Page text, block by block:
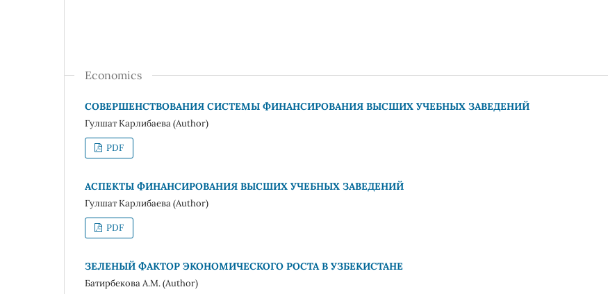
Economics
СОВЕРШЕНСТВОВАНИЯ СИСТЕМЫ ФИНАНСИРОВАНИЯ ВЫСШИХ УЧЕБНЫХ ЗАВЕДЕНИЙ
Гулшат Карлибаева (Author)
PDF
АСПЕКТЫ ФИНАНСИРОВАНИЯ ВЫСШИХ УЧЕБНЫХ ЗАВЕДЕНИЙ
Гулшат Карлибаева (Author)
PDF
ЗЕЛЕНЫЙ ФАКТОР ЭКОНОМИЧЕСКОГО РОСТА В УЗБЕКИСТАНЕ
Батирбекова А.М. (Author)